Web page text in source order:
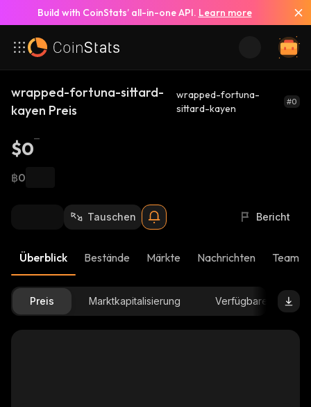
Build with CoinStats’ all-in-one API. Learn more
wrapped-fortuna-sittard-
kayen Preis
wrapped-fortuna-
sittard-kayen
#0
$0
฿0
Tauschen Bericht
Überblick Bestände Märkte Nachrichten Team-
Preis Marktkapitalisierung Verfügbare Menge